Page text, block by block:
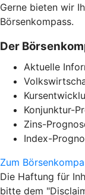
Gerne bieten wir
Börsenkompass.
Der
Aktuelle
Konjunktur-
Zins-
Index-
Zum
Die Haftung für
bitte dem